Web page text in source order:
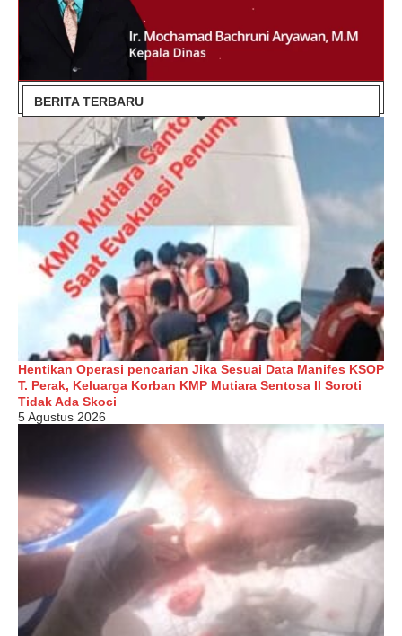
BERITA TERBARU
Hentikan Operasi pencarian Jika Sesuai Data Manifes KSOP
T. Perak, Keluarga Korban KMP Mutiara Sentosa II Soroti
Tidak Ada Skoci
5 Agustus 2026